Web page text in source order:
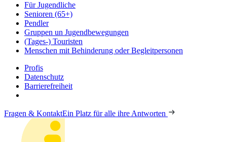
Für Jugendliche
Senioren (65+)
Pendler
Gruppen un Jugendbewegungen
(Tages-) Touristen
Menschen mit Behinderung oder Begleitpersonen
Profis
Datenschutz
Barrierefreiheit
Fragen & KontaktEin Platz für alle ihre Antworten